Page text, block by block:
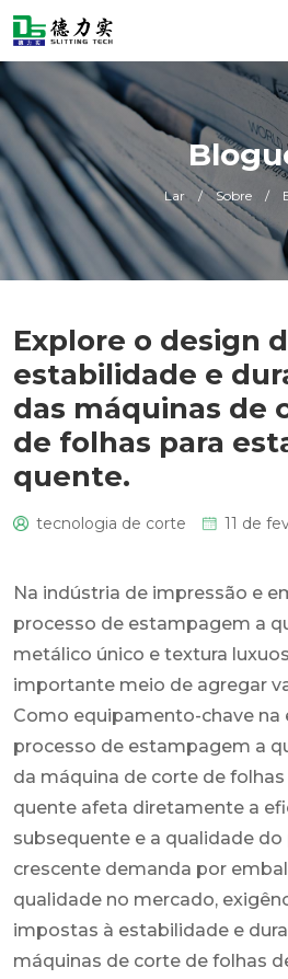
Lar / Sobre /
Explore o design
estabilidade e
das máquinas de
de folhas para
quente.
tecnologia de corte 11 de
Na indústria de impressão e
processo de estampagem a
metálico único e textura
importante meio de agregar
Como equipamento-chave na
processo de estampagem a
da máquina de corte de
quente afeta diretamente a
subsequente e a qualidade
crescente demanda por
qualidade no mercado,
impostas à estabilidade e
máquinas de corte de folhas